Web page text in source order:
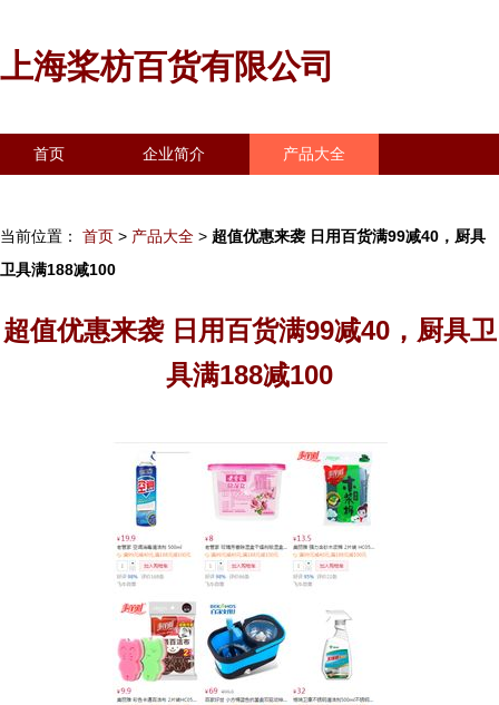
上海桨枋百货有限公司
首页 企业简介 产品大全
当前位置： 首页 > 产品大全 > 超值优惠来袭 日用百货满99减40，厨具
卫具满188减100
超值优惠来袭 日用百货满99减40，厨具卫
具满188减100